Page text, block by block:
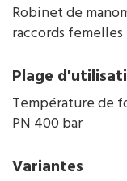
Robinet de
raccords
Plage
Température de
PN 400 bar
Variantes